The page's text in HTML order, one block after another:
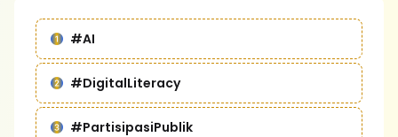
#AI
#DigitalLiteracy
#PartisipasiPublik